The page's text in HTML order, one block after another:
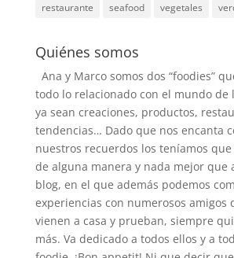
restaurante
seafood vegetales
Quiénes somos
Ana y Marco somos dos “foodies”
todo lo relacionado con el mundo de
ya sean creaciones, productos,
tendencias… Dado que nos encanta
nuestros recuerdos los teníamos
de alguna manera y nada mejor que
blog, en el que además podemos
experiencias con numerosos amigos
vienen a casa y prueban, siempre
más. Va dedicado a todos ellos y a